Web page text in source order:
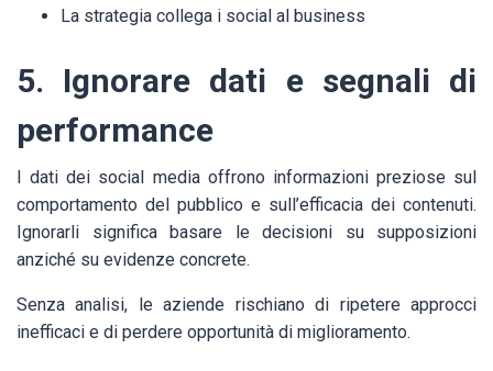
La strategia collega i social al business
5. Ignorare dati e segnali di
performance
I dati dei social media offrono informazioni preziose sul
comportamento del pubblico e sull’efficacia dei contenuti.
Ignorarli significa basare le decisioni su supposizioni
anziché su evidenze concrete.
Senza analisi, le aziende rischiano di ripetere approcci
inefficaci e di perdere opportunità di miglioramento.